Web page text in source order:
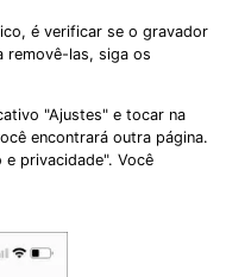
é verificar se o gravador
removê-las, siga os
"Ajustes" e tocar na
encontrará outra página.
e privacidade". Você